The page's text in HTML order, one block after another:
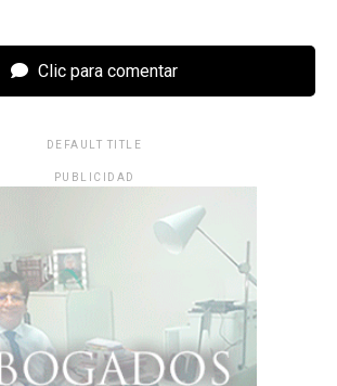
Clic para comentar
DEFAULT TITLE
PUBLICIDAD